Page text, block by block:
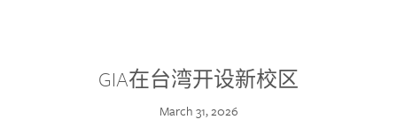
GIA在台湾开设新校区
March 31, 2026